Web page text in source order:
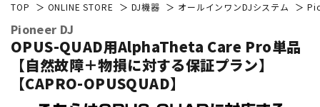
エレキギター
TOP ONLINE STORE DJ機器 オールインワンDJシステム
Pioneer DJ
OPUS-QUAD用AlphaTheta Care Pro単品
【自然故障＋物損に対する保証プラン】
【CAPRO-OPUSQUAD】